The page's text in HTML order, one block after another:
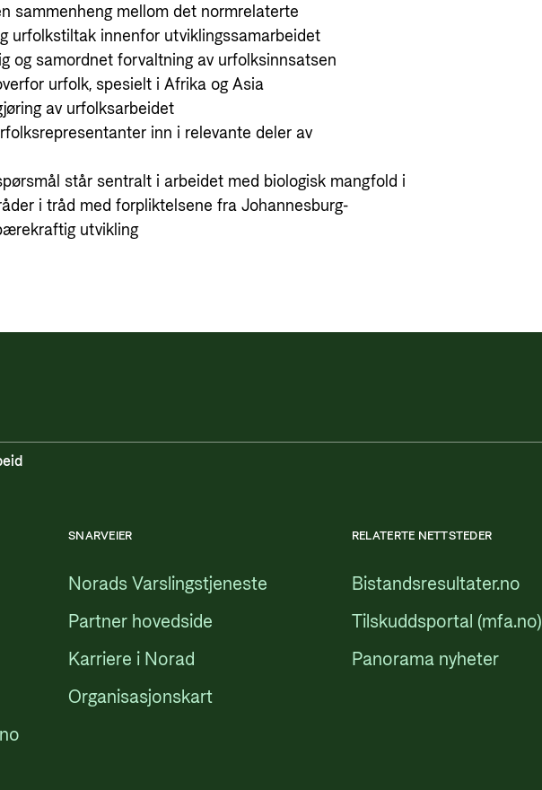
sammenheng mellom det normrelaterte
urfolkstiltak innenfor utviklingssamarbeidet
og samordnet forvaltning av urfolksinnsatsen
urfolk, spesielt i Afrika og Asia
av urfolksarbeidet
inn i relevante deler av
står sentralt i arbeidet med biologisk mangfold i
i tråd med forpliktelsene fra Johannesburg-
utvikling
SNARVEIER
Norads Varslingstjeneste
Partner hovedside
Karriere i Norad
Organisasjonskart
RELATERTE NETTSTEDER
Bistandsresultater.no
Tilskuddsportal (mfa.no)
Panorama nyheter